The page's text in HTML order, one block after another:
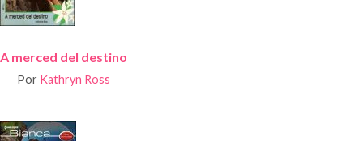
A merced del destino
Por Kathryn Ross